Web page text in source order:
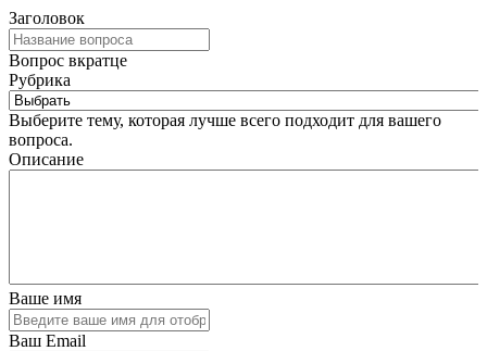
Заголовок
Вопрос вкратце
Рубрика
Выберите тему, которая лучше всего подходит для вашего
вопроса.
Описание
Ваше имя
Ваш Email